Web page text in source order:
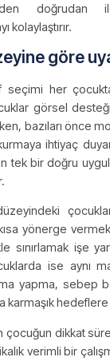
doğrudan
kolaylaştırır.
göre
seçimi her
görsel
bazıları önce
ihtiyaç
tek bir doğru
kısa yönerge
sınırlamak işe
ise aynı
yapma, sebep
karmaşık hedeflere
çocuğun dikkat
verimli bir